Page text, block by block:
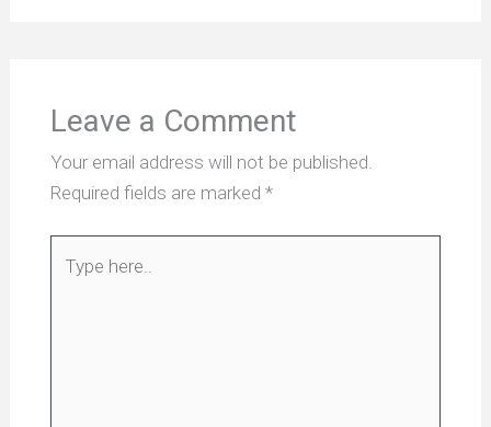
Leave a Comment
Your email address will not be published.
Required fields are marked *
here..